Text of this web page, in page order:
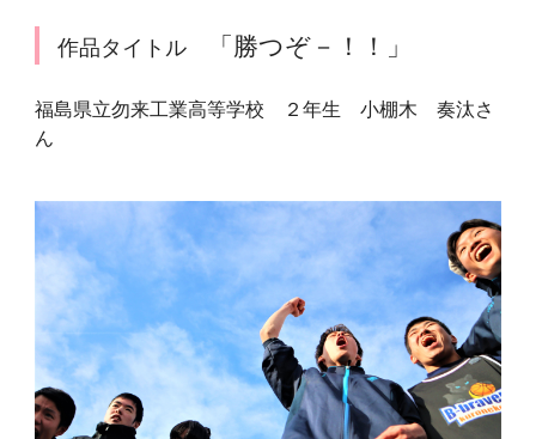
作品タイトル 「勝つぞ－！！」
福島県立勿来工業高等学校 ２年生 小棚木 奏汰さ
ん